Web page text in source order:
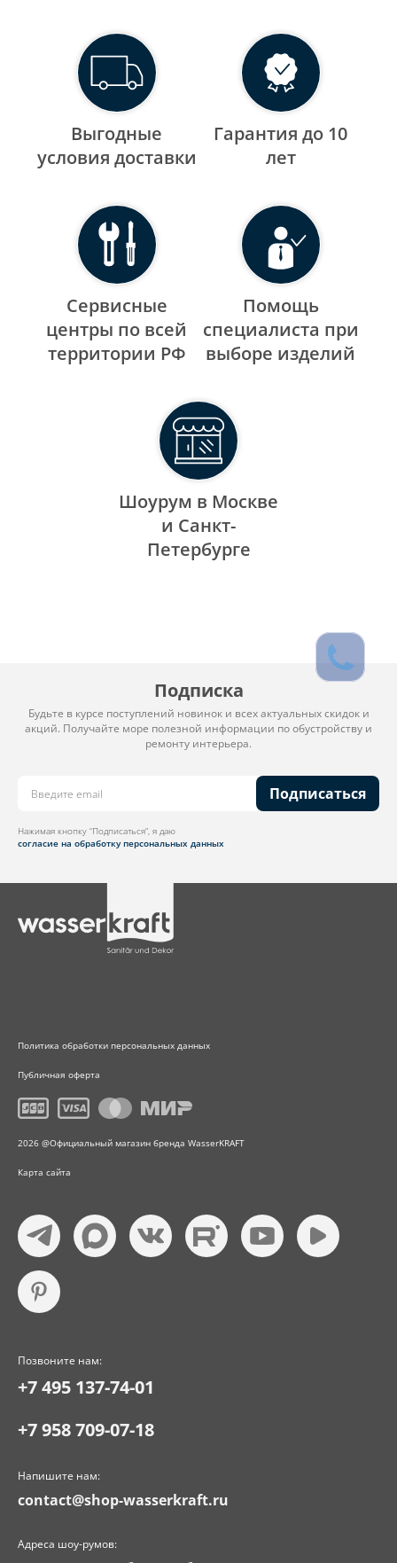
Выгодные
уcловия доставки
Гарантия до 10
лет
Сервисные
центры по всей
территории РФ
Помощь
специалиста при
выборе изделий
Шоурум в Москве
и Санкт-
Петербурге
Подписка
Будьте в курсе поступлений новинок и всех актуальных скидок и
акций. Получайте море полезной информации по обустройству и
ремонту интерьера.
Подписаться
Нажимая кнопку “Подписаться”, я даю
согласие на обработку персональных данных
Политика обработки персональных данных
Публичная оферта
2026 @Официальный магазин бренда WasserKRAFT
Карта сайта
Позвоните нам:
+7 495 137-74-01
+7 958 709-07-18
Напишите нам:
contact@shop-wasserkraft.ru
Адреса шоу-румов: